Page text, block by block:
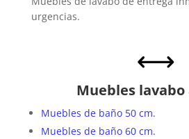
urgencias.
,
Muebles lavabo
Muebles de baño 50 cm.
Muebles de baño 60 cm.